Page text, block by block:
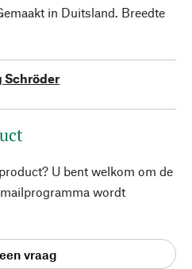
in Duitsland. Breedte
Schröder
U bent welkom om de
wordt
vraag